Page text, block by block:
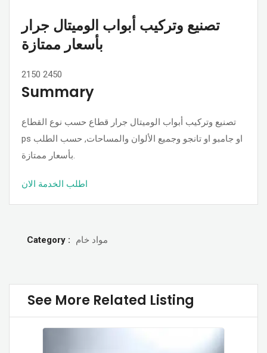
تصنيع وتركيب أبواب الوميتال جرار
بأسعار ممتازة
2150 2450
Summary
تصنيع وتركيب أبواب الوميتال جرار قطاع حسب نوع القطاع
ps او جامبو او تانجو وجميع الألوان والمساحات, حسب الطلب
بأسعار ممتازة.
اطلب الخدمة الان
Category : مواد خام
See More Related Listing